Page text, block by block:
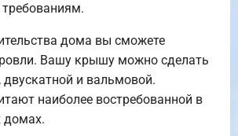
дома вы сможете
Вашу крышу можно сделать
двускатной и вальмовой.
наиболее востребованной в